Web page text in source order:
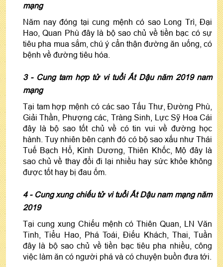
mạng
Năm nay đóng tại cung mệnh có sao Long Trì, Đại
Hao, Quan Phù đây là bộ sao chủ về tiền bạc có sự
tiêu pha mua sắm, chú ý cẩn thận đường ăn uống, có
bệnh về đường tiêu hóa.
3 - Cungtam hợptử vi tuổi Ất Dậu năm 2019 nam
mạng
Tại tam hợp mệnh có các sao Tấu Thư, Đường Phù,
Giải Thần, Phượng các, Tràng Sinh, Lực Sỹ Hoa Cái
đây là bộ sao tốt chủ về có tin vui về đường học
hành. Tuy nhiên bên cạnh đó có bộ sao xấu như Thái
Tuế Bạch Hổ, Kình Dương, Thiên Khốc, Mộ đây là
sao chủ về thay đổi đi lại nhiều hay sức khỏe không
được tốt hay bị đau ốm.
4 - Cungxung chiếutử vi tuổi Ất Dậu nam mạng năm
2019
Tại cung xung Chiếu mệnh có Thiên Quan, LN Văn
Tinh, Tiểu Hao, Phá Toái, Điếu Khách, Thai, Tuần
đây là bộ sao chủ về tiền bạc tiêu pha nhiều, công
việc làm ăn có người phá và có chuyện buồn đưa tới.